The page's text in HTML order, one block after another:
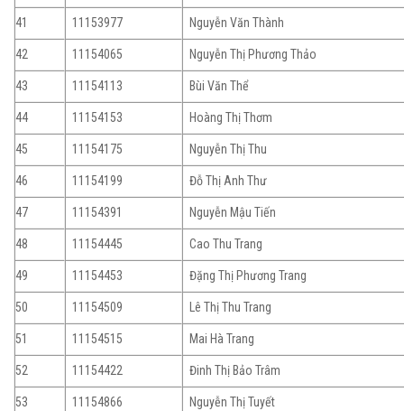
41 11153977 Nguyễn Văn Thành
42 11154065 Nguyễn Thị Phương Thảo
43 11154113 Bùi Văn Thể
44 11154153 Hoàng Thị Thơm
45 11154175 Nguyễn Thị Thu
46 11154199 Đỗ Thị Anh Thư
47 11154391 Nguyễn Mậu Tiến
48 11154445 Cao Thu Trang
49 11154453 Đặng Thị Phương Trang
50 11154509 Lê Thị Thu Trang
51 11154515 Mai Hà Trang
52 11154422 Đinh Thị Bảo Trâm
53 11154866 Nguyễn Thị Tuyết